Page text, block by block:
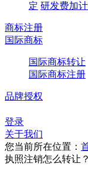
定 研发费加
商标注册
国际商标
国际商标转让
国际商标注册
品牌授权
登录
关于我们
您当前所在位置：
执照注销怎么转让？